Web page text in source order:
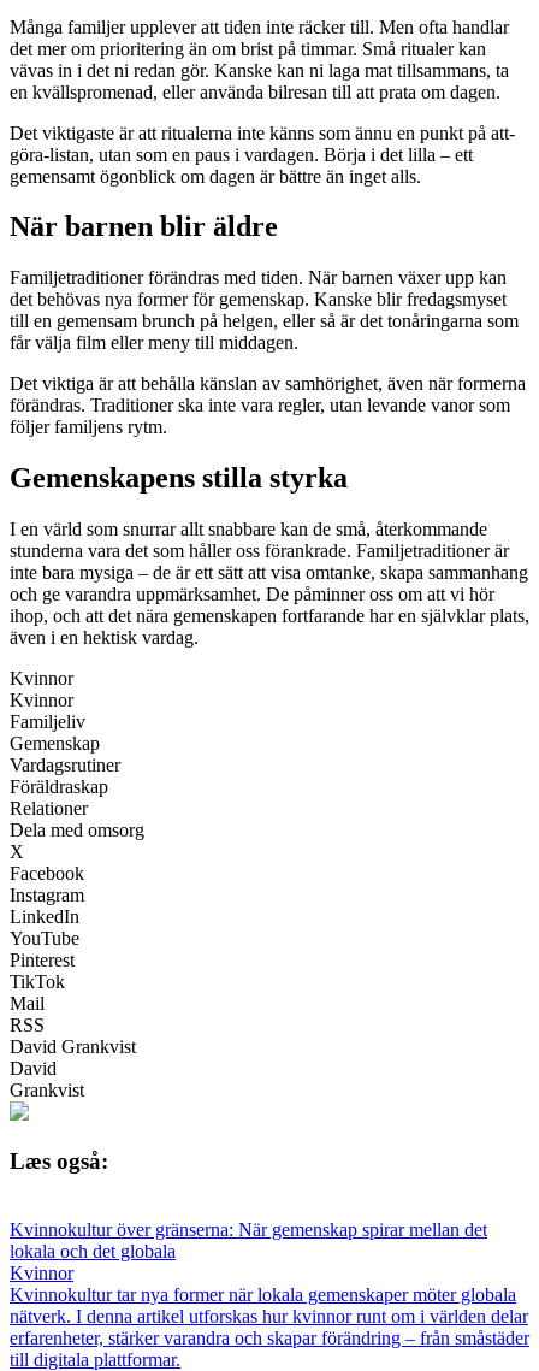
Många familjer upplever att tiden inte räcker till. Men ofta handlar
det mer om prioritering än om brist på timmar. Små ritualer kan
vävas in i det ni redan gör. Kanske kan ni laga mat tillsammans, ta
en kvällspromenad, eller använda bilresan till att prata om dagen.
Det viktigaste är att ritualerna inte känns som ännu en punkt på att-
göra-listan, utan som en paus i vardagen. Börja i det lilla – ett
gemensamt ögonblick om dagen är bättre än inget alls.
När barnen blir äldre
Familjetraditioner förändras med tiden. När barnen växer upp kan
det behövas nya former för gemenskap. Kanske blir fredagsmyset
till en gemensam brunch på helgen, eller så är det tonåringarna som
får välja film eller meny till middagen.
Det viktiga är att behålla känslan av samhörighet, även när formerna
förändras. Traditioner ska inte vara regler, utan levande vanor som
följer familjens rytm.
Gemenskapens stilla styrka
I en värld som snurrar allt snabbare kan de små, återkommande
stunderna vara det som håller oss förankrade. Familjetraditioner är
inte bara mysiga – de är ett sätt att visa omtanke, skapa sammanhang
och ge varandra uppmärksamhet. De påminner oss om att vi hör
ihop, och att det nära gemenskapen fortfarande har en självklar plats,
även i en hektisk vardag.
Kvinnor
Kvinnor
Familjeliv
Gemenskap
Vardagsrutiner
Föräldraskap
Relationer
Dela med omsorg
X
Facebook
Instagram
LinkedIn
YouTube
Pinterest
TikTok
Mail
RSS
David Grankvist
David
Grankvist
Læs også:
Kvinnokultur över gränserna: När gemenskap spirar mellan det
lokala och det globala
Kvinnor
Kvinnokultur tar nya former när lokala gemenskaper möter globala
nätverk. I denna artikel utforskas hur kvinnor runt om i världen delar
erfarenheter, stärker varandra och skapar förändring – från småstäder
till digitala plattformar.